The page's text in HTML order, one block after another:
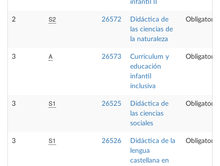
infantil II
2 S2 26572
Didáctica de
las ciencias de
la naturaleza
Obligatoria
3 A 26573
Curriculum y
educación
infantil
inclusiva
Obligatoria
3 S1 26525
Didáctica de
las ciencias
sociales
Obligatoria
3 S1 26526
Didáctica de la
lengua
castellana en
Obligatoria